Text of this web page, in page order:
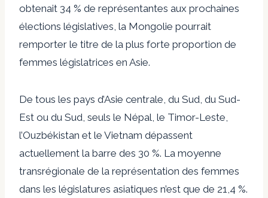
obtenait 34 % de représentantes aux prochaines
élections législatives, la Mongolie pourrait
remporter le titre de la plus forte proportion de
femmes législatrices en Asie.
De tous les pays d’Asie centrale, du Sud, du Sud-
Est ou du Sud, seuls le Népal, le Timor-Leste,
l’Ouzbékistan et le Vietnam dépassent
actuellement la barre des 30 %. La moyenne
transrégionale de la représentation des femmes
dans les législatures asiatiques n’est que de 21,4 %.